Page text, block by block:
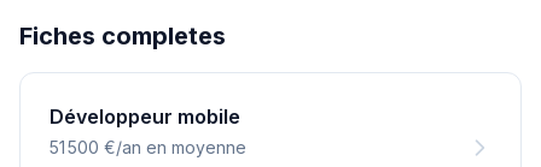
Fiches completes
Développeur mobile
51 500 €/an en moyenne